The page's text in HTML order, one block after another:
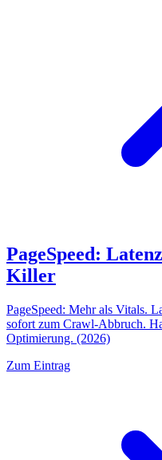
PageSpeed:
Killer
PageSpeed: Mehr als Vitals.
sofort zum Crawl-Abbruch.
Optimierung. (2026)
Zum Eintrag